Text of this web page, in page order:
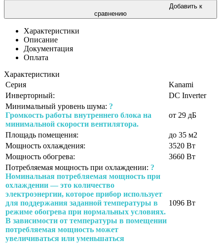
Добавить к
сравнению
Характеристики
Описание
Документация
Оплата
Характеристики
Серия
Kanami
Инверторный:
DC Inverter
Минимальный уровень шума: ?
Громкость работы внутреннего блока на
минимальной скорости вентилятора.
от 29 дБ
Площадь помещения:
до 35 м2
Мощность охлаждения:
3520 Вт
Мощность обогрева:
3660 Вт
Потребляемая мощность при охлаждении: ?
Номинальная потребляемая мощность при
охлаждении — это количество
электроэнергии, которое прибор использует
для поддержания заданной температуры в
режиме обогрева при нормальных условиях.
В зависимости от температуры в помещении
потребляемая мощность может
увеличиваться или уменьшаться
1096 Вт